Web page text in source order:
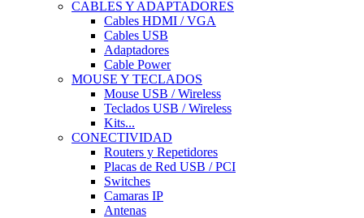
CABLES Y ADAPTADORES
Cables HDMI / VGA
Cables USB
Adaptadores
Cable Power
MOUSE Y TECLADOS
Mouse USB / Wireless
Teclados USB / Wireless
Kits...
CONECTIVIDAD
Routers y Repetidores
Placas de Red USB / PCI
Switches
Camaras IP
Antenas